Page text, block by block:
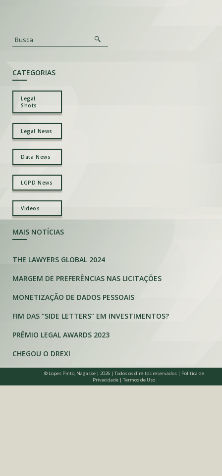
CATEGORIAS
Legal
Shots
Legal News
Data News
LGPD News
Videos
MAIS NOTÍCIAS
THE LAWYERS GLOBAL 2024
MARGEM DE PREFERÊNCIAS NAS LICITAÇÕES
MONETIZAÇÃO DE DADOS PESSOAIS
FIM DAS “SIDE LETTERS” EM INVESTIMENTOS?
PRÊMIO LEGAL AWARDS 2023
CHEGOU O DREX!
© Lopes Pinto, Nagasse | 2026 | Todos os direitos reservados | Politíca de
Privacidade | Termos de Uso